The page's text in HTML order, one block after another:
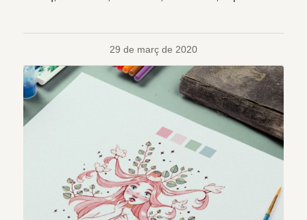
29 de març de 2020